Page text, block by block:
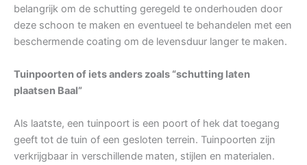
belangrijk om de schutting geregeld te onderhouden door
deze schoon te maken en eventueel te behandelen met een
beschermende coating om de levensduur langer te maken.
Tuinpoorten of iets anders zoals “schutting laten
plaatsen Baal”
Als laatste, een tuinpoort is een poort of hek dat toegang
geeft tot de tuin of een gesloten terrein. Tuinpoorten zijn
verkrijgbaar in verschillende maten, stijlen en materialen.